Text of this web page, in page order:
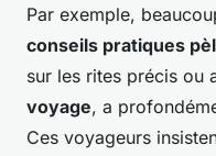
Par exemple,
conseils pratiques
sur les rites précis ou
voyage, a
Ces voyageurs